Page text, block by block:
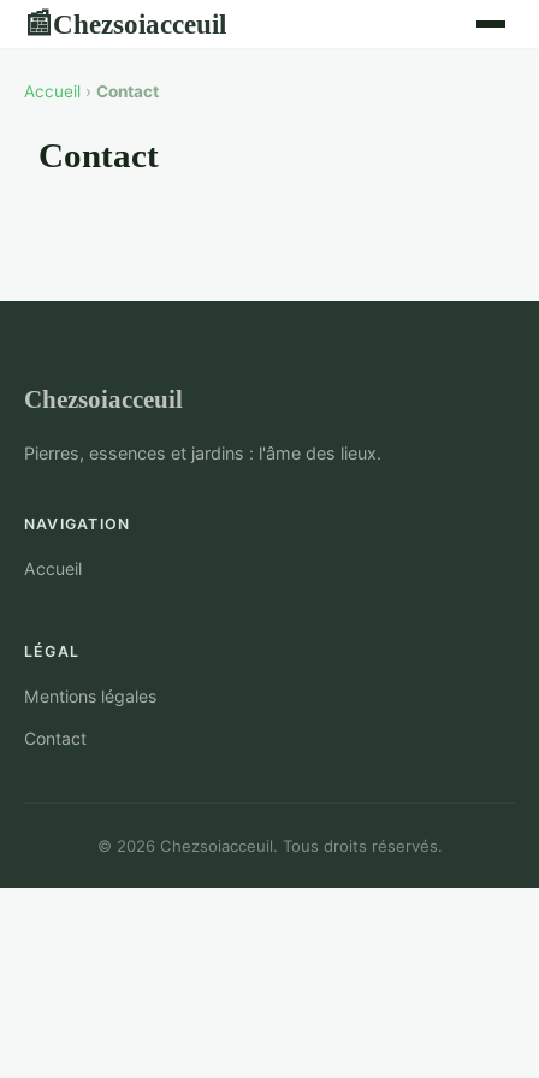
📰Chezsoiacceuil
Accueil › Contact
Contact
Chezsoiacceuil
Pierres, essences et jardins : l'âme des lieux.
NAVIGATION
Accueil
LÉGAL
Mentions légales
Contact
© 2026 Chezsoiacceuil. Tous droits réservés.